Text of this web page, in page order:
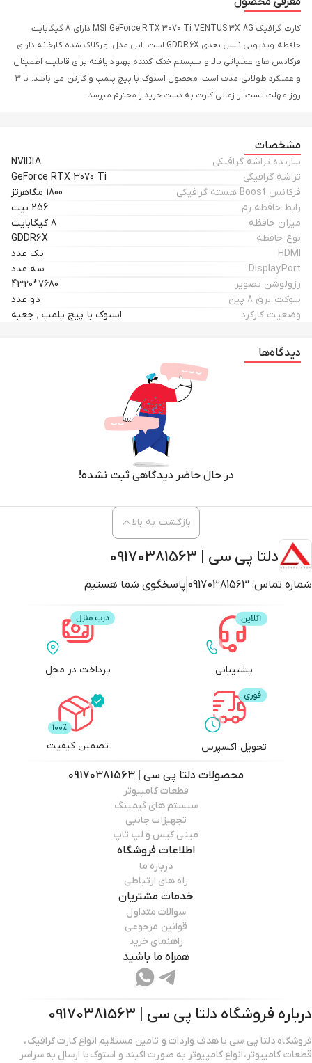
کارت گرافیک MSI GeForce RTX 3070 Ti VENTUS 3X 8G دارای 8 گیگابایت
حافظه ویدیویی نسل بعدی GDDR6X است. این مدل اورکلاک شده کارخانه دارای
فرکانس های عملیاتی بالا و سیستم خنک کننده بهبود یافته برای قابلیت اطمینان
و عملکرد طولانی مدت است. محصول استوک با پیچ پلمپ و کارتن می باشد. با 3
روز مهلت تست از زمانی کارت به دست خریدار محترم میرسد.
مشخصات
سازنده تراشه گرافیکی
NVIDIA
تراشه گرافیکی
GeForce RTX 3070 Ti
فرکانس Boost هسته گرافیکی
1800 مگاهرتز
رابط حافظه رم
256 بیت
میزان حافظه
8 گیگابایت
نوع حافظه
GDDR6X
HDMI
یک عدد
DisplayPort
سه عدد
رزولوشن تصویر
7680*4320
سوکت برق 8 پین
دو عدد
وضعیت کارکرد
استوک با پیچ پلمپ , جعبه
دیدگاه‌ها
در حال حاضر دیدگاهی ثبت نشده!
دلتا پی سی | 09170381563
شماره تماس: 09170381563 پاسخگوی شما هستیم
بازگشت به بالا
پشتیبانی پرداخت در محل
تحویل اکسپرس تضمین کیفیت
محصولات دلتا پی سی | 09170381563
قطعات کامپیوتر
سیستم های گیمینگ
تجهیزات جانبی
مینی کیس و لپ تاپ
اطلاعات فروشگاه
درباره ما
راه های ارتباطی
خدمات مشتریان
سوالات متداول
قوانین مرجوعی
راهنمای خرید
همراه ما باشید
درباره فروشگاه دلتا پی سی | 09170381563
فروشگاه دلتا پی سی با هدف واردات و تامین مستقیم انواع کارت گرافیک،
قطعات کامپیوتر،انواع کامپیوتر به صورت اکبند و استوک با ارسال به سراسر